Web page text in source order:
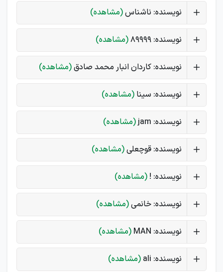
نویسنده: ناشناس(مشاهده)
نویسنده: 89999 (مشاهده)
نویسنده: کاردان انبار محمد صادق(مشاهده)
نویسنده: سینا (مشاهده)
نویسنده: jam (مشاهده)
نویسنده: قوچعلی(مشاهده)
نویسنده: ! (مشاهده)
نویسنده: خانمی(مشاهده)
نویسنده: MAN (مشاهده)
نویسنده: ali (مشاهده)